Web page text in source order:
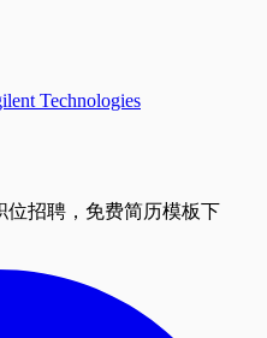
Technologies
招聘，免费简历模板下